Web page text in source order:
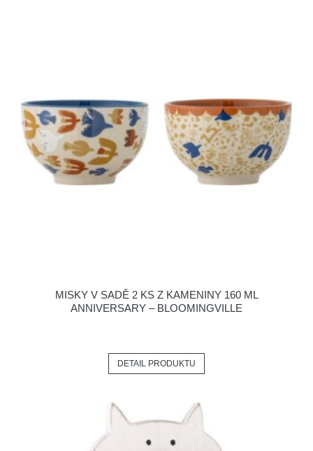
MISKY V SADĚ 2 KS Z KAMENINY 160 ML
ANNIVERSARY – BLOOMINGVILLE
DETAIL PRODUKTU